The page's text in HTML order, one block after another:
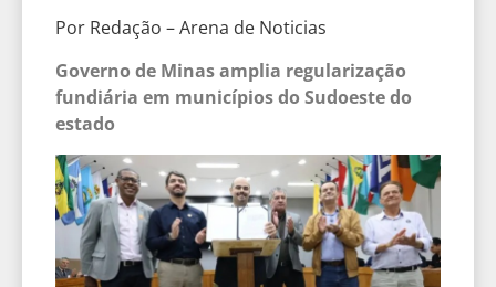
Por Redação – Arena de Noticias
Governo de Minas amplia regularização
fundiária em municípios do Sudoeste do
estado